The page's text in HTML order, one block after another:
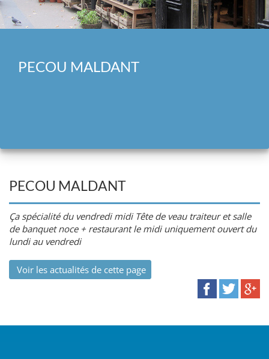
PECOU MALDANT
PECOU MALDANT
Ça spécialité du vendredi midi Tête de veau traiteur et salle
de banquet noce + restaurant le midi uniquement ouvert du
lundi au vendredi
Voir les actualités de cette page